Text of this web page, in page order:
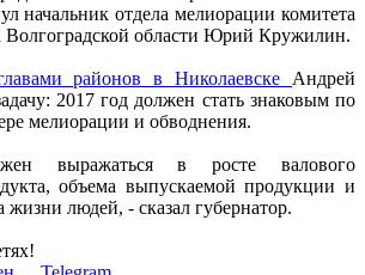
начальник отдела мелиорации комитета
Волгоградской области Юрий Кружилин.
районов в Николаевске Андрей
2017 год должен стать знаковым по
мелиорации и обводнения.
выражаться в росте валового
объема выпускаемой продукции и
жизни людей, - сказал губернатор.